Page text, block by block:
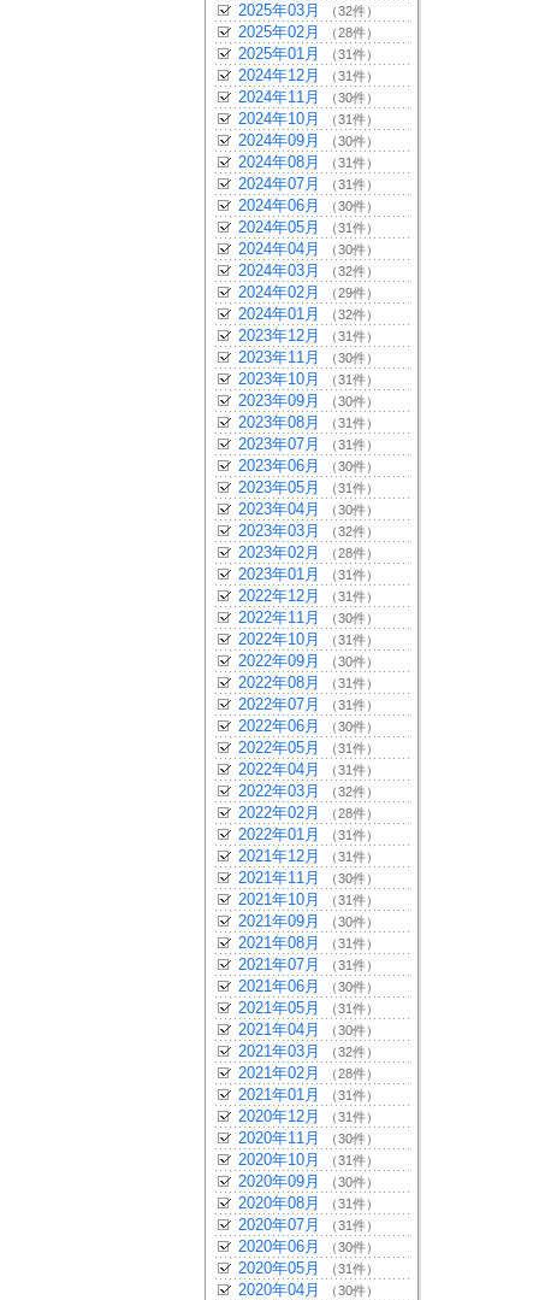
2025年03月 （32件）
2025年02月 （28件）
2025年01月 （31件）
2024年12月 （31件）
2024年11月 （30件）
2024年10月 （31件）
2024年09月 （30件）
2024年08月 （31件）
2024年07月 （31件）
2024年06月 （30件）
2024年05月 （31件）
2024年04月 （30件）
2024年03月 （32件）
2024年02月 （29件）
2024年01月 （32件）
2023年12月 （31件）
2023年11月 （30件）
2023年10月 （31件）
2023年09月 （30件）
2023年08月 （31件）
2023年07月 （31件）
2023年06月 （30件）
2023年05月 （31件）
2023年04月 （30件）
2023年03月 （32件）
2023年02月 （28件）
2023年01月 （31件）
2022年12月 （31件）
2022年11月 （30件）
2022年10月 （31件）
2022年09月 （30件）
2022年08月 （31件）
2022年07月 （31件）
2022年06月 （30件）
2022年05月 （31件）
2022年04月 （31件）
2022年03月 （32件）
2022年02月 （28件）
2022年01月 （31件）
2021年12月 （31件）
2021年11月 （30件）
2021年10月 （31件）
2021年09月 （30件）
2021年08月 （31件）
2021年07月 （31件）
2021年06月 （30件）
2021年05月 （31件）
2021年04月 （30件）
2021年03月 （32件）
2021年02月 （28件）
2021年01月 （31件）
2020年12月 （31件）
2020年11月 （30件）
2020年10月 （31件）
2020年09月 （30件）
2020年08月 （31件）
2020年07月 （31件）
2020年06月 （30件）
2020年05月 （31件）
2020年04月 （30件）